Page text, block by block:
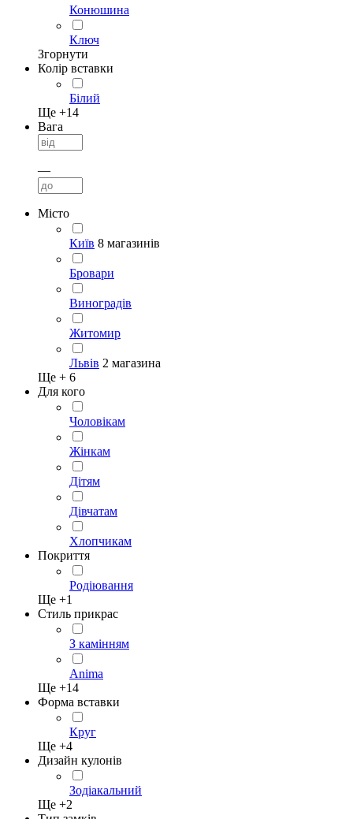
Конюшина
Ключ
Згорнути
Колір вставки
Білий
Ще +14
Вага
—
Місто
Київ 8 магазинів
Бровари
Виноградів
Житомир
Львів 2 магазина
Ще + 6
Для кого
Чоловікам
Жінкам
Дітям
Дівчатам
Хлопчикам
Покриття
Родіювання
Ще +1
Стиль прикрас
З камінням
Anima
Ще +14
Форма вставки
Круг
Ще +4
Дизайн кулонів
Зодіакальний
Ще +2